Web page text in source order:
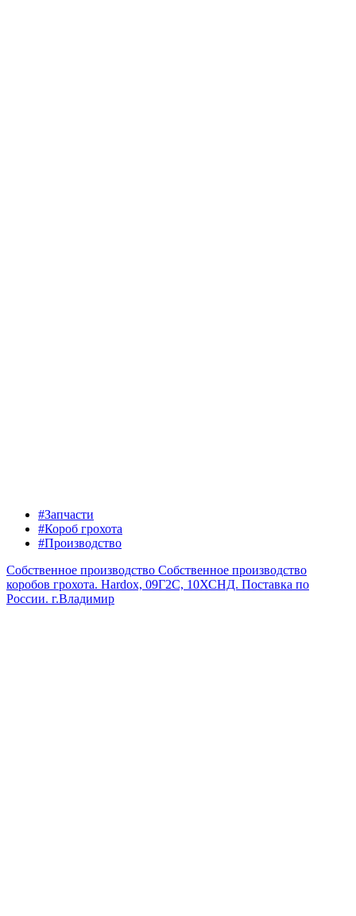
#Запчасти
#Короб грохота
#Производство
Собственное производство Собственное производство
коробов грохота. Hardox, 09Г2С, 10ХСНД. Поставка по
России. г.Владимир